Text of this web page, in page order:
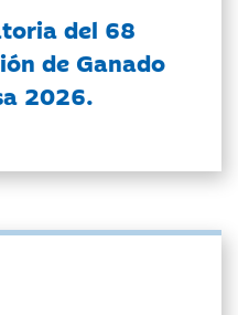
del 68
de Ganado
2026.